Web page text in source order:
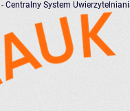
- Centralny System